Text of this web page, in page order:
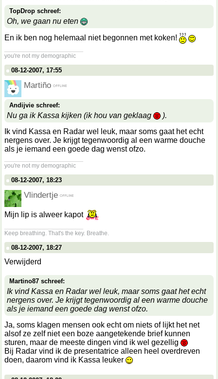
TopDrop schreef:
Oh, we gaan nu eten
En ik ben nog helemaal niet begonnen met koken!
you're not my demographic
08-12-2007, 17:55
Martiño
Andijvie schreef:
Nu ga ik Kassa kijken (ik hou van geklaag
).
Ik vind Kassa en Radar wel leuk, maar soms gaat het echt
nergens over. Je krijgt tegenwoordig al een warme douche
als je iemand een goede dag wenst ofzo.
you're not my demographic
08-12-2007, 18:23
Vlindertje
Mijn lip is alweer kapot
Keep breathing. That's the key. Breathe.
08-12-2007, 18:27
Verwijderd
Martino87 schreef:
Ik vind Kassa en Radar wel leuk, maar soms gaat het echt
nergens over. Je krijgt tegenwoordig al een warme douche
als je iemand een goede dag wenst ofzo.
Ja, soms klagen mensen ook echt om niets of lijkt het net
alsof ze zelf niet een boze aangetekende brief kunnen
sturen, maar de meeste dingen vind ik wel gezellig
Bij Radar vind ik de presentatrice alleen heel overdreven
doen, daarom vind ik Kassa leuker